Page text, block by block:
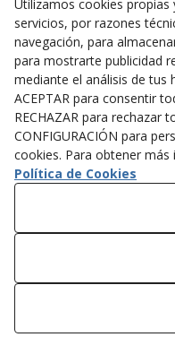
Derecho de desistimiento
Utilizamos cookies
servicios, por razones
navegación, para
para mostrarte publicidad
mediante el análisis de tus
ACEPTAR para consentir
RECHAZAR para rechazar
CONFIGURACIÓN para
cookies. Para obtener
Política de Cookies
/**/